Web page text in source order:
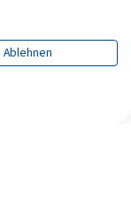
Ablehnen